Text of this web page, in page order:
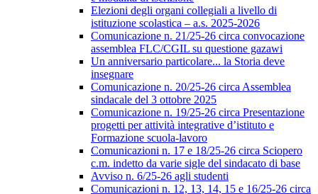
Elezioni degli organi collegiali a livello di
istituzione scolastica – a.s. 2025-2026
Comunicazione n. 21/25-26 circa convocazione
assemblea FLC/CGIL su questione gazawi
Un anniversario particolare... la Storia deve
insegnare
Comunicazione n. 20/25-26 circa Assemblea
sindacale del 3 ottobre 2025
Comunicazione n. 19/25-26 circa Presentazione
progetti per attività integrative d’istituto e
Formazione scuola-lavoro
Comunicazioni n. 17 e 18/25-26 circa Sciopero
c.m. indetto da varie sigle del sindacato di base
Avviso n. 6/25-26 agli studenti
Comunicazioni n. 12, 13, 14, 15 e 16/25-26 circa